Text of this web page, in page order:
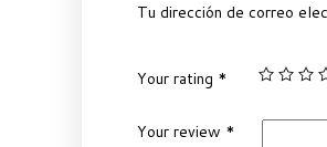
Tu dirección de correo
Your rating *
Your review *